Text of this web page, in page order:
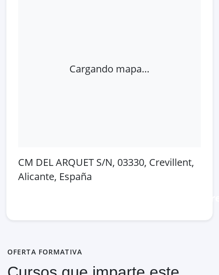
Cargando mapa…
CM DEL ARQUET S/N, 03330, Crevillent,
Alicante, España
OFERTA FORMATIVA